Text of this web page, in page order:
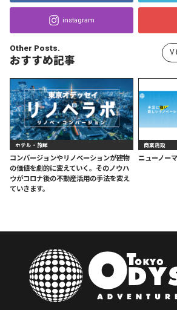
instagram
Other Posts.
おすすめ記事
ホテル・旅館
コンバージョンやリノベーションが建物
の価値を劇的に変えていく。そのノウハ
ウがコロナ後の不動産活用の手法を変え
ていきます。
商業施設
ニューノー